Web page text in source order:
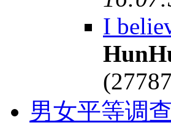
I
男女平等调